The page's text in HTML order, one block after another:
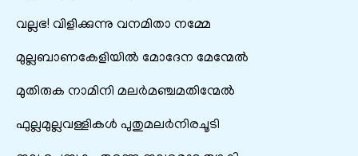
വല്ലഭ! വിളിക്കുന്നു വനമിതാ നമ്മേ
മുല്ലബാണകേളിയിൽ മോദേന മേന്മേൽ
മുതിരുക നാമിനി മലർമഞ്ചമതിന്മേൽ
ഫുല്ലമുല്ലവള്ളികൾ പുതുമലർനിരചൂടി